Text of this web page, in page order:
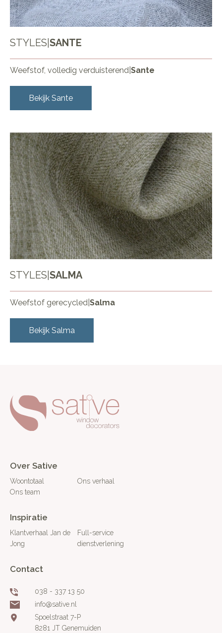
STYLES SANTE
Weefstof, volledig verduisterend Sante
Bekijk Sante
STYLES SALMA
Weefstof gerecycled Salma
Bekijk Salma
Over Sative
Woontotaal
Ons verhaal
Ons team
Inspiratie
Klantverhaal Jan de
Jong
Full-service
dienstverlening
Contact
038 - 337 13 50
info@sative.nl
Spoelstraat 7-P
8281 JT Genemuiden